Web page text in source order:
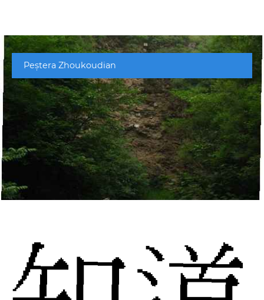
Peștera Zhoukoudian